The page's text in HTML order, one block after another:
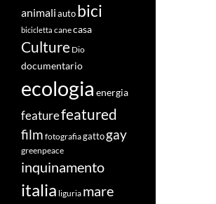
animali auto bici
bicicletta canecasa
Culture Dio
documentario
ecologia energia
featurefeatured
film fotografiagatto gay
greenpeace
inquinamento
italia liguria mare